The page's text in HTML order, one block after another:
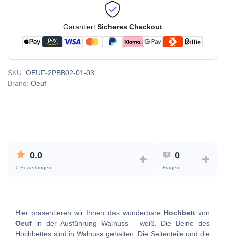
Garantiert Sicheres Checkout
SKU: OEUF-2PBB02-01-03
Brand: Oeuf
0.0
0 Bewertungen
0
Fragen
Hier präsentieren wir Ihnen das wunderbare Hochbettvon
Oeuf in der Ausführung Walnuss - weiß. Die Beine des
Hochbettes sind in Walnuss gehalten. Die Seitenteile und die